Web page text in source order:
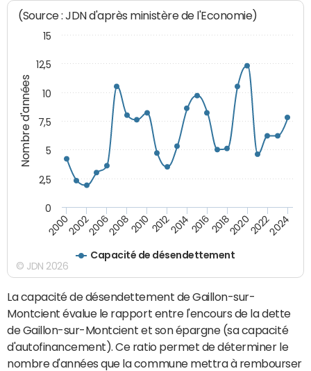
Nombre d'années
(Source : JDN d'après ministère de l'Economie)
Capacité de désendettement
20002002200620082010 2012201420162018202020222024
0
2,5
5
7,5
10
12,5
15
© JDN 2026
La capacité de désendettement de Gaillon-sur-
Montcient évalue le rapport entre l'encours de la dette
de Gaillon-sur-Montcient et son épargne (sa capacité
d'autofinancement). Ce ratio permet de déterminer le
nombre d'années que la commune mettra à rembourser